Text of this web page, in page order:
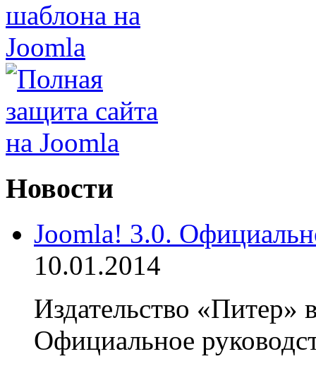
Новости
Joomla! 3.0.
10.01.2014
Издательство «Питер»
Официальное